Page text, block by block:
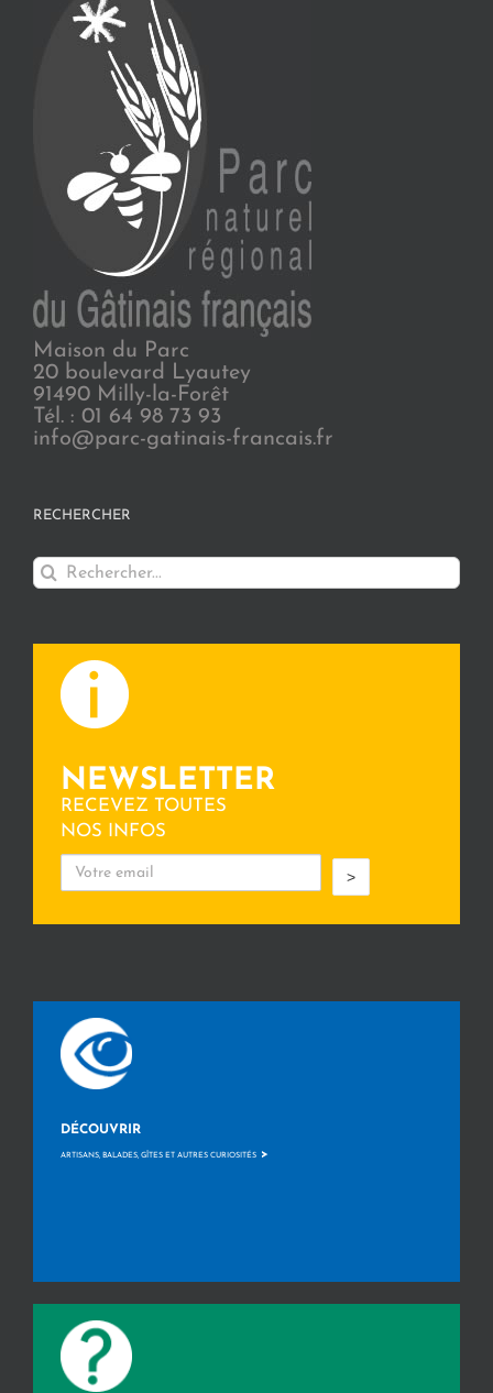
Maison du Parc
20 boulevard Lyautey
91490 Milly-la-Forêt
Tél. : 01 64 98 73 93
info@parc-gatinais-francais.fr
RECHERCHER
Rechercher:
NEWSLETTER
RECEVEZ TOUTES
NOS INFOS
>
DÉCOUVRIR
ARTISANS, BALADES, GÎTES ET AUTRES CURIOSITÉS >